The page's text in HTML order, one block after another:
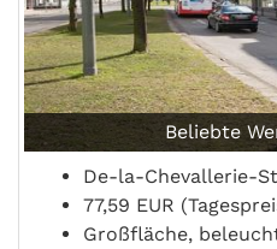
Beliebte
De-la-Chevallerie-
77,59 EUR
Großfläche,